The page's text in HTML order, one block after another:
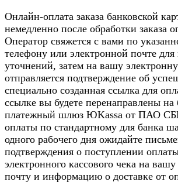
Онлайн-оплата заказа банковской
немедленно после обработки заказа
Оператор свяжется с вами по
телефону или электронной почте
уточнений, затем на вашу
отправляется подтверждение об
специально созданная ссылка для
ссылке вы будете перенаправлены на
платежный шлюз ЮKassa от ПАО
оплаты по стандартному для банка
одного рабочего дня ожидайте
подтверждения о поступлении
электронного кассового чека на
почту и информацию о доставке от